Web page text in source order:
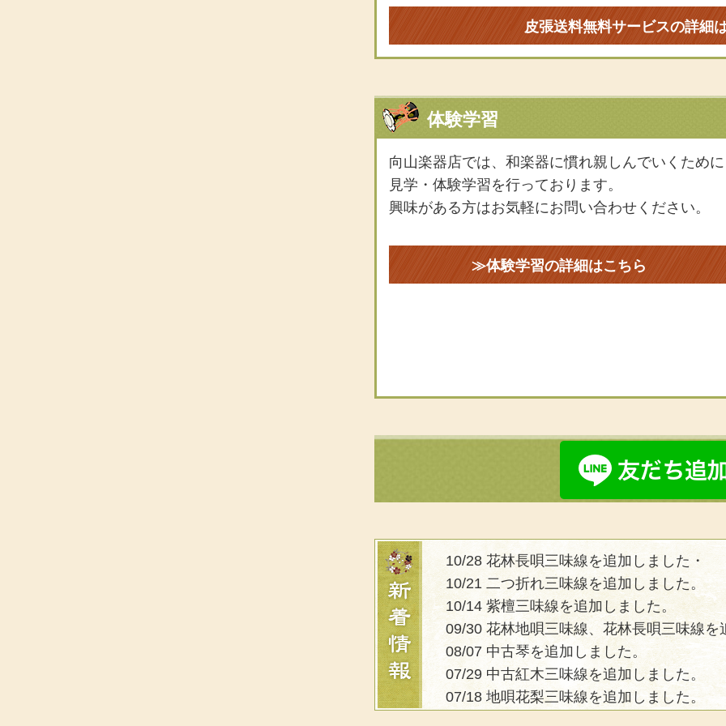
皮張送料無料サービスの詳細
体験学習
向山楽器店では、和楽器に慣れ親しんでいくために
見学・体験学習を行っております。
興味がある方はお気軽にお問い合わせください。
≫体験学習の詳細はこちら
10/28 花林長唄三味線を追加しました・
10/21 二つ折れ三味線を追加しました。
10/14 紫檀三味線を追加しました。
09/30 花林地唄三味線、花林長唄三味線を
08/07 中古琴を追加しました。
07/29 中古紅木三味線を追加しました。
07/18 地唄花梨三味線を追加しました。